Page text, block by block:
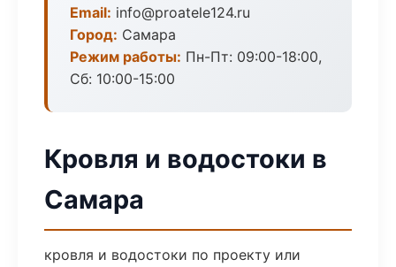
Email: info@proatele124.ru
Город: Самара
Режим работы: Пн-Пт: 09:00-18:00,
Сб: 10:00-15:00
Кровля и водостоки в
Самара
кровля и водостоки по проекту или